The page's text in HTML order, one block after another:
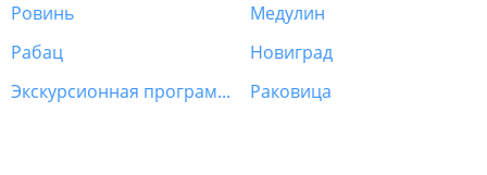
Ровинь
Медулин
Рабац
Новиград
Экскурсионная программа Хорватия
Раковица